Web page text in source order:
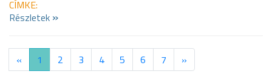
CÍMKE:
Részletek »
« 1 2 3 4 5 6 7 »